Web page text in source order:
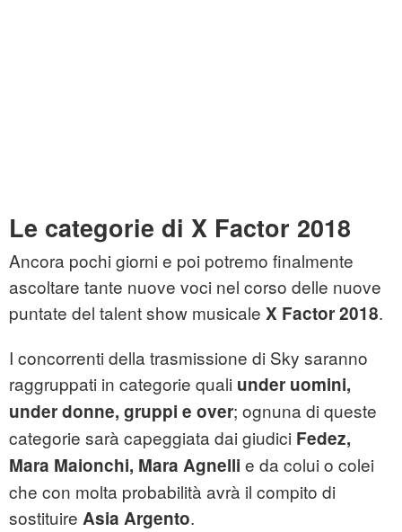
Le categorie di X Factor 2018
Ancora pochi giorni e poi potremo finalmente
ascoltare tante nuove voci nel corso delle nuove
puntate del talent show musicale X Factor 2018.
I concorrenti della trasmissione di Sky saranno
raggruppati in categorie quali under uomini,
under donne, gruppi e over; ognuna di queste
categorie sarà capeggiata dai giudici Fedez,
Mara Maionchi, Mara Agnelli e da colui o colei
che con molta probabilità avrà il compito di
sostituire Asia Argento.